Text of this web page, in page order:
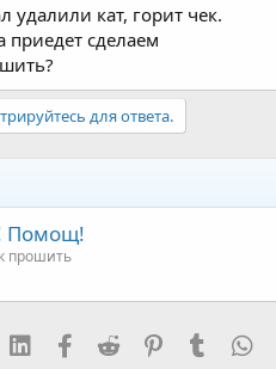
удалили кат, горит чек.
сделаем
для ответа.
Помощ!
прошить
mes_blogger
Linked InFacebook
Reddit PinterestTumblr